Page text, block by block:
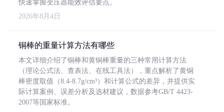
快速掌握变压器能效评估要点。
2026年8月4日
铜棒的重量计算方法有哪些
本文详细介绍了铜棒和黄铜棒重量的三种常用计算方法
（理论公式法、查表法、在线工具法），重点解析了黄铜
棒密度取值（8.4-8.7g/cm³）和计算公式的差异，并提供实
际计算案例、误差分析及选材建议，数据参考GB/T 4423-
2007等国家标准。